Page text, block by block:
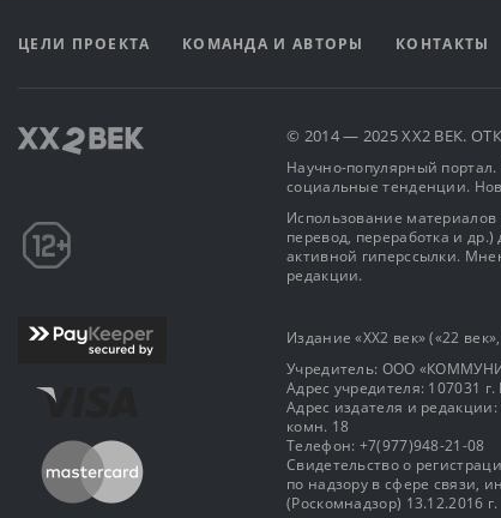
ЦЕЛИ ПРОЕКТА КОМАНДА И АВТОРЫ КОНТАКТЫ
© 2014 — 2025 XX2 ВЕК.
Научно-популярный
социальные тенденции.
Использование материалов
перевод, переработка и
активной гиперссылки.
редакции.
Издание «XX2 век» («22
Учредитель: OOO
Адрес учредителя: 107031
Адрес издателя и редакции:
комн. 18
Телефон: +7(977)948-21-08
Свидетельство о
по надзору в сфере связи,
(Роскомнадзор) 13.12.2016 г.